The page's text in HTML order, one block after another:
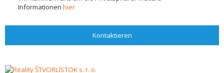
Informationen hier
Kontaktieren